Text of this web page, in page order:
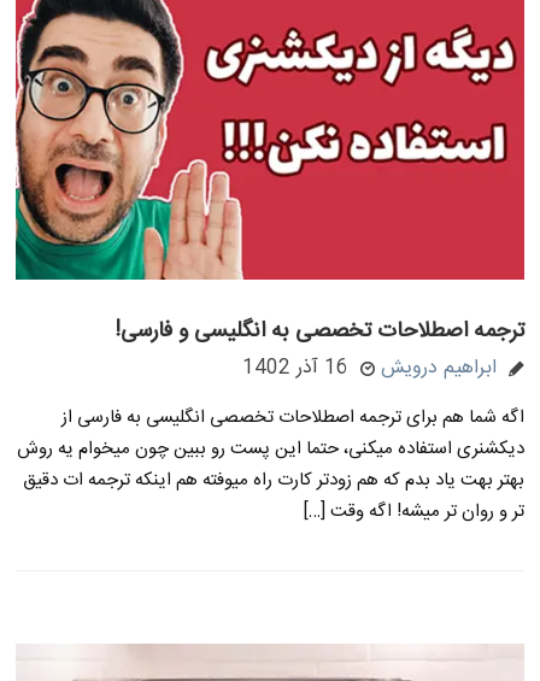
ترجمه اصطلاحات تخصصی به انگلیسی و فارسی!
ابراهیم درویش 16 آذر 1402
اگه شما هم برای ترجمه اصطلاحات تخصصی انگلیسی به فارسی از
دیکشنری استفاده میکنی، حتما این پست رو ببین چون میخوام یه روش
بهتر بهت یاد بدم که هم زودتر کارت راه میوفته هم اینکه ترجمه ات دقیق
تر و روان تر میشه! اگه وقت […]